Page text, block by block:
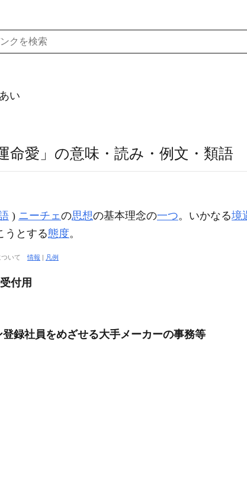
い
命愛」の意味・読み・例文・類語
) ニーチェの思想の基本理念の一つ。いかなる境
うとする態度。
ついて情報 | 凡例
付用
録社員をめざせる大手メーカーの事務等